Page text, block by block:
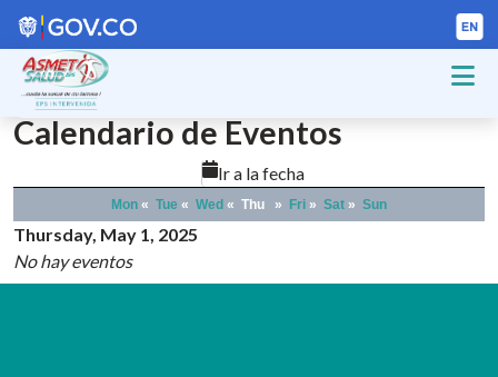
Calendario de Eventos
Ir a la fecha
Mon « Tue « Wed « Thu » Fri » Sat » Sun
Thursday, May 1, 2025
No hay eventos